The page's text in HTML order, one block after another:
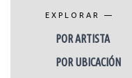
EXPLORAR —
POR ARTISTA
POR UBICACIÓN